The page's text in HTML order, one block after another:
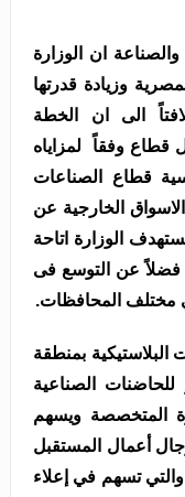
ان الوزارة
وزيادة قدرتها
الى ان الخطة
قطاع وفقاً لمزاياه
قطاع الصناعات
الاسواق الخارجية عن
الوزارة اتاحة
فضلاً عن التوسع فى
مختلف المحافظات.
بمنطقة
الصناعية
المتخصصة ويسهم
أعمال المستقبل
تسهم في إعلاء